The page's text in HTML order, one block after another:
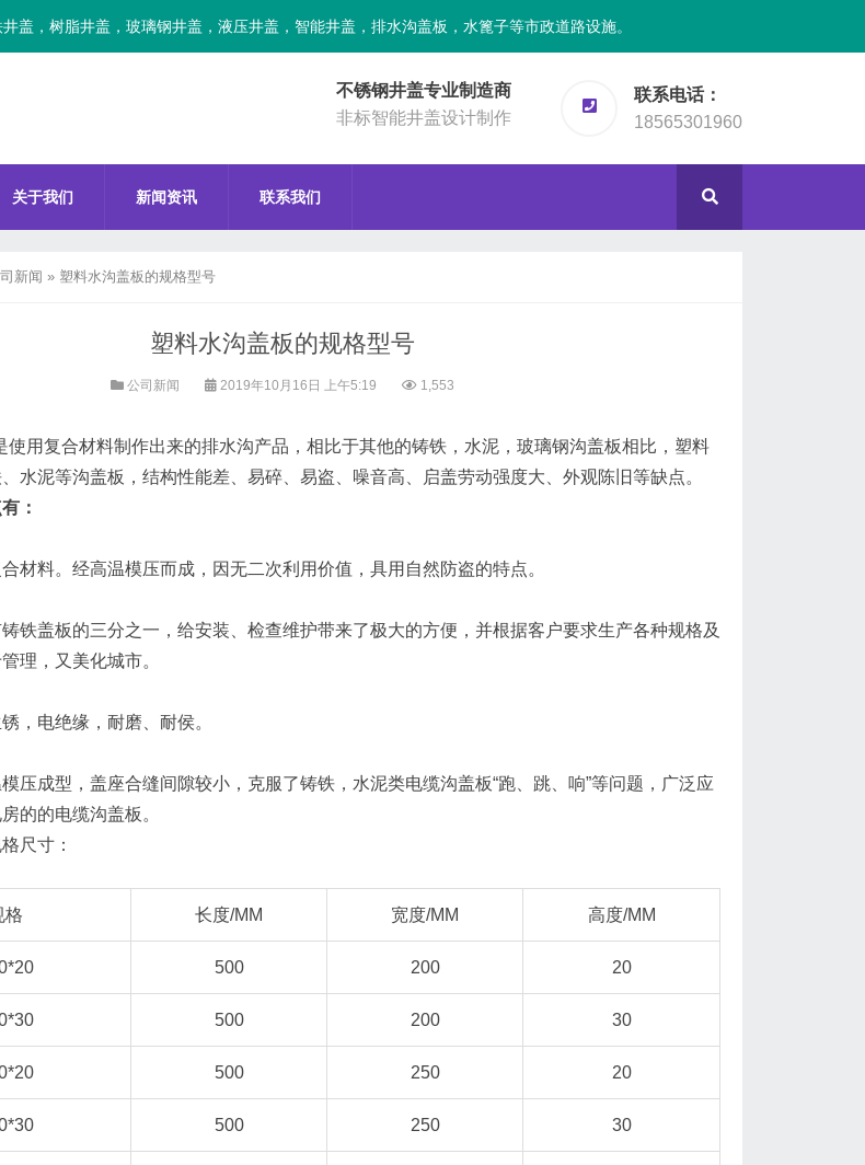
盖，树脂井盖，玻璃钢井盖，液压井盖，智能井盖，排水沟盖板，水篦子等市政道路设施。
不锈钢井盖专业制造商
非标智能井盖设计制作
联系电话：
18565301960
关于我们 新闻资讯 联系我们
新闻 » 塑料水沟盖板的规格型号
塑料水沟盖板的规格型号
公司新闻 2019年10月16日 上午5:19 1,553
使用复合材料制作出来的排水沟产品，相比于其他的铸铁，水泥，玻璃钢沟盖板相比，塑料
水泥等沟盖板，结构性能差、易碎、易盗、噪音高、启盖劳动强度大、外观陈旧等缺点。
：
材料。经高温模压而成，因无二次利用价值，具用自然防盗的特点。
铁盖板的三分之一，给安装、检查维护带来了极大的方便，并根据客户要求生产各种规格及
理，又美化城市。
，电绝缘，耐磨、耐侯。
压成型，盖座合缝间隙较小，克服了铸铁，水泥类电缆沟盖板“跑、跳、响”等问题，广泛应
的的电缆沟盖板。
尺寸：
格 长度/MM 宽度/MM 高度/MM
500 200 20
500 200 30
500 250 20
500 250 30